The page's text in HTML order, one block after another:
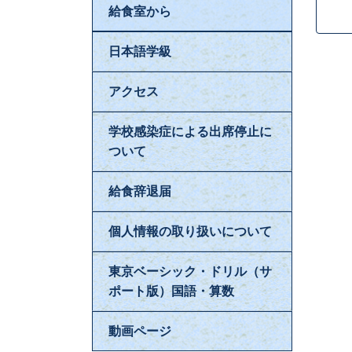
給食室から
日本語学級
アクセス
学校感染症による出席停止に
ついて
給食辞退届
個人情報の取り扱いについて
東京ベーシック・ドリル（サ
ポート版）国語・算数
動画ページ